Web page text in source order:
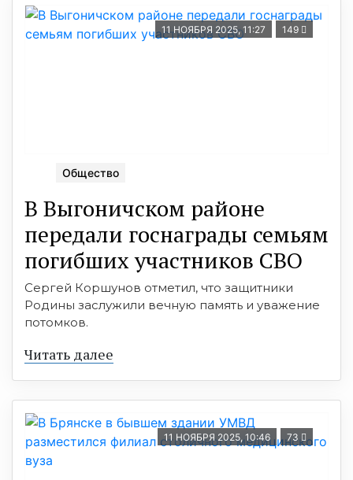
11 НОЯБРЯ 2025, 11:27 149
Общество
В Выгоничском районе
передали госнаграды семьям
погибших участников СВО
Сергей Коршунов отметил, что защитники
Родины заслужили вечную память и уважение
потомков.
Читать далее
11 НОЯБРЯ 2025, 10:46 73